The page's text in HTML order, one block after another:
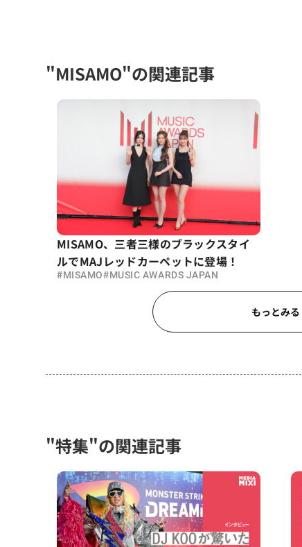
"MISAMO"の関連記事
MISAMO、三者三様のブラックスタイ
ルでMAJレッドカーペットに登場！
#MISAMO#MUSIC AWARDS JAPAN
もっとみる
"特集"の関連記事